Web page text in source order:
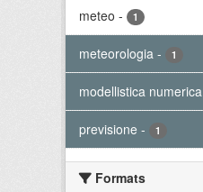
meteo - 1
meteorologia - 1
modellistica numerica
previsione - 1
Formats